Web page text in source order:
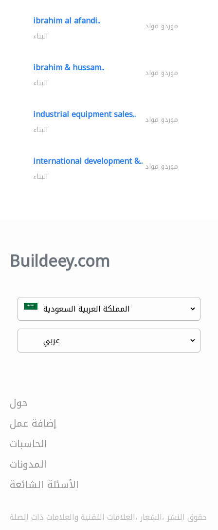
ibrahim al afandi.. موردو مواد
البناء
ibrahim & hussam.. موردو مواد
البناء
industrial equipment sales.. موردو مواد
البناء
international development &.. موردو مواد
البناء
Buildeey.com
حول
إضافة عمل
الحاسبات
المدونات
الأسئلة الشائعة
حقوق النشر ،الشعار ،العلامات التقنية والعلامات ذات الصلة